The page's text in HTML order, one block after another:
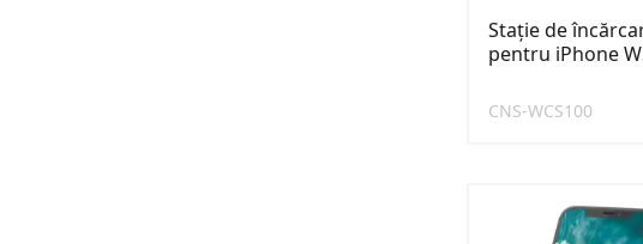
Stație de
pentru iPhone
CNS-WCS100